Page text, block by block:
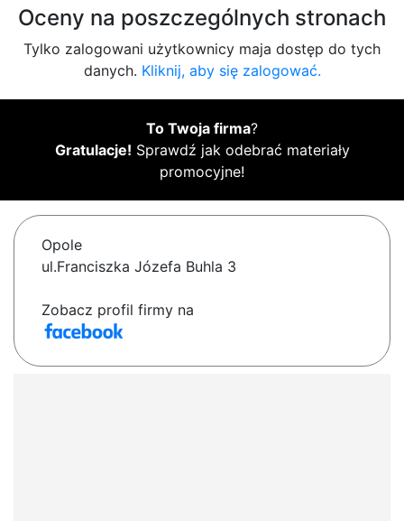
Oceny na poszczególnych stronach
Tylko zalogowani użytkownicy maja dostęp do tych
danych. Kliknij, aby się zalogować.
To Twoja firma?
Gratulacje! Sprawdź jak odebrać materiały
promocyjne!
Opole
ul.Franciszka Józefa Buhla 3
Zobacz profil firmy na